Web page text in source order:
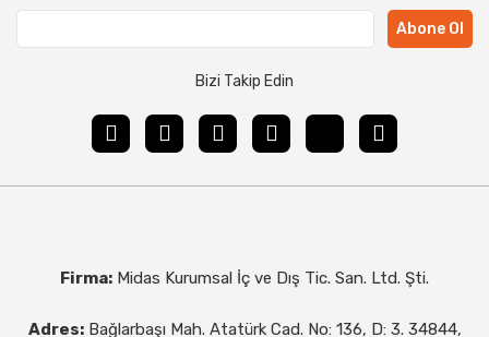
Abone Ol
Bizi Takip Edin
Firma: Midas Kurumsal İç ve Dış Tic. San. Ltd. Şti.
Adres: Bağlarbaşı Mah. Atatürk Cad. No: 136, D: 3. 34844,